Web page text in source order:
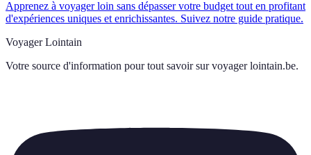
Apprenez à voyager loin sans dépasser votre budget tout en profitant
d'expériences uniques et enrichissantes. Suivez notre guide pratique.
Voyager Lointain
Votre source d'information pour tout savoir sur voyager lointain.be.